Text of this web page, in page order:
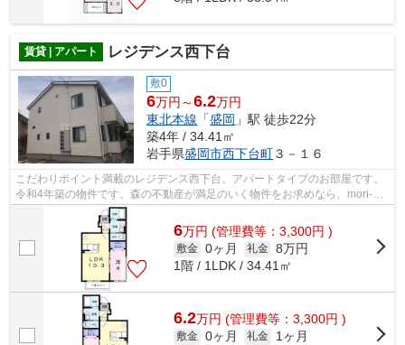
賃貸 | アパート レジデンス西下台
敷0
6万円～6.2万円
東北本線 「盛岡 」駅 徒歩22分
築4年 / 34.41㎡
岩手県盛岡市西下台町３－１６
こだわりポイント満載のレジデンス西下台。アパートタイプのお部屋です。
令和4年築の物件です。森の不動産が満足のいく物件をお求めなら、mori-
no@f8.dion.ne.jpまでご連絡下さい。盛...
6万円 (管理費等：3,300円 )
敷金 0ヶ月 礼金 8万円
1階 / 1LDK / 34.41㎡
6.2万円 (管理費等：3,300円 )
敷金 0ヶ月 礼金
1ヶ月